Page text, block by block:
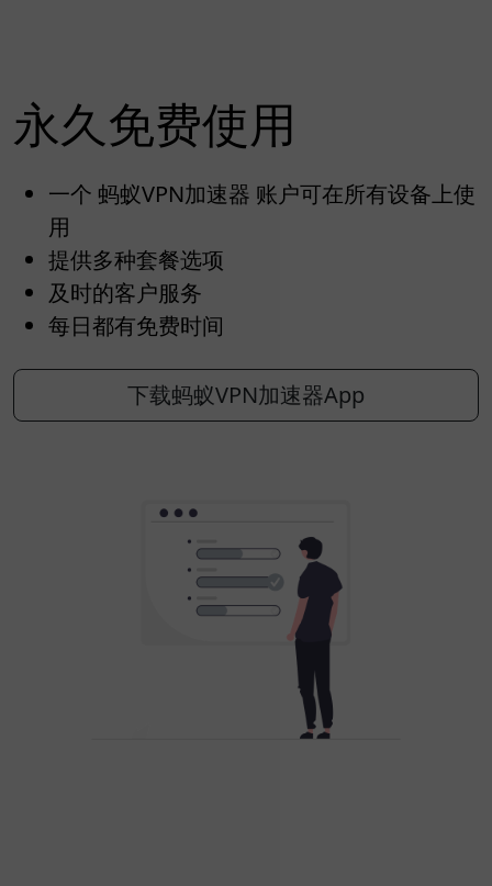
永久免费使用
一个 蚂蚁VPN加速器 账户可在所有设备上使
用
提供多种套餐选项
及时的客户服务
每日都有免费时间
下载蚂蚁VPN加速器App